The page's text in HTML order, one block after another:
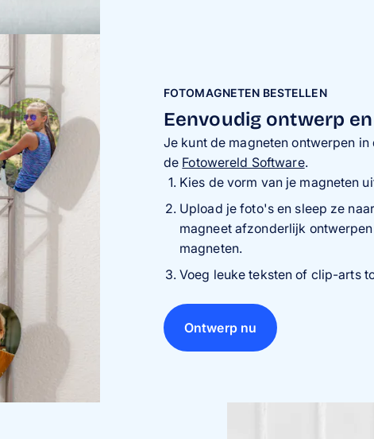
FOTOMAGNETEN BESTELLEN
Eenvoudig ontwerp
Je kunt de magneten ontwerpen in
de Fotowereld Software.
Kies de vorm van je magneten
Upload je foto's en sleep ze
magneet afzonderlijk
magneten.
Voeg leuke teksten of clip-arts
Ontwerp nu